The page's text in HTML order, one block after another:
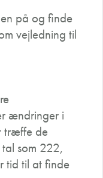
på og finde
vejledning til
ændringer i
træffe de
som 222,
tid til at finde